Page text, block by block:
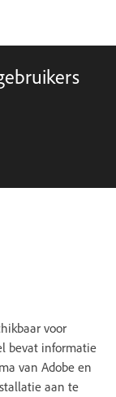
voor
bevat informatie
van Adobe en
aan te